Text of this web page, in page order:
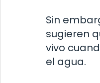
Sin
sugieren
vivo
el agua.